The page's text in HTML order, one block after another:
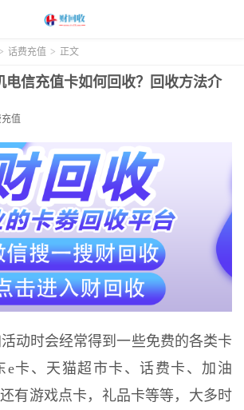
> 话费充值 > 正文
电信充值卡如何回收？回收方法介
值
动时会经常得到一些免费的各类卡
e卡、天猫超市卡、话费卡、加油
有游戏点卡，礼品卡等等，大多时